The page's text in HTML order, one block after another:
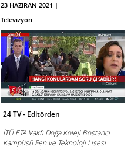
23 HAZİRAN 2021 |
Televizyon
24 TV - Editörden
İTÜ ETA Vakfı Doğa Koleji Bostancı
Kampüsü Fen ve Teknoloji Lisesi